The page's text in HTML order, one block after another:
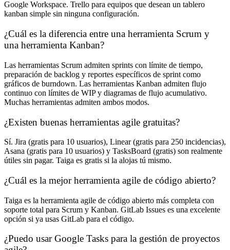
Google Workspace. Trello para equipos que desean un tablero
kanban simple sin ninguna configuración.
¿Cuál es la diferencia entre una herramienta Scrum y
una herramienta Kanban?
Las herramientas Scrum admiten sprints con límite de tiempo,
preparación de backlog y reportes específicos de sprint como
gráficos de burndown. Las herramientas Kanban admiten flujo
continuo con límites de WIP y diagramas de flujo acumulativo.
Muchas herramientas admiten ambos modos.
¿Existen buenas herramientas agile gratuitas?
Sí. Jira (gratis para 10 usuarios), Linear (gratis para 250 incidencias),
Asana (gratis para 10 usuarios) y TasksBoard (gratis) son realmente
útiles sin pagar. Taiga es gratis si la alojas tú mismo.
¿Cuál es la mejor herramienta agile de código abierto?
Taiga es la herramienta agile de código abierto más completa con
soporte total para Scrum y Kanban. GitLab Issues es una excelente
opción si ya usas GitLab para el código.
¿Puedo usar Google Tasks para la gestión de proyectos